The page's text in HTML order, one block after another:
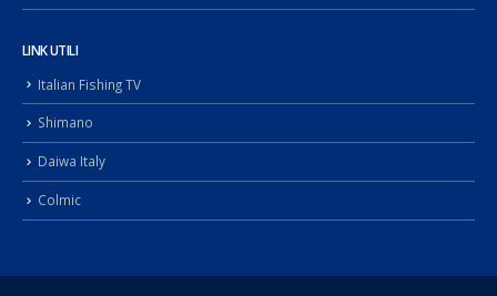
LINK UTILI
Italian Fishing TV
Shimano
Daiwa Italy
Colmic